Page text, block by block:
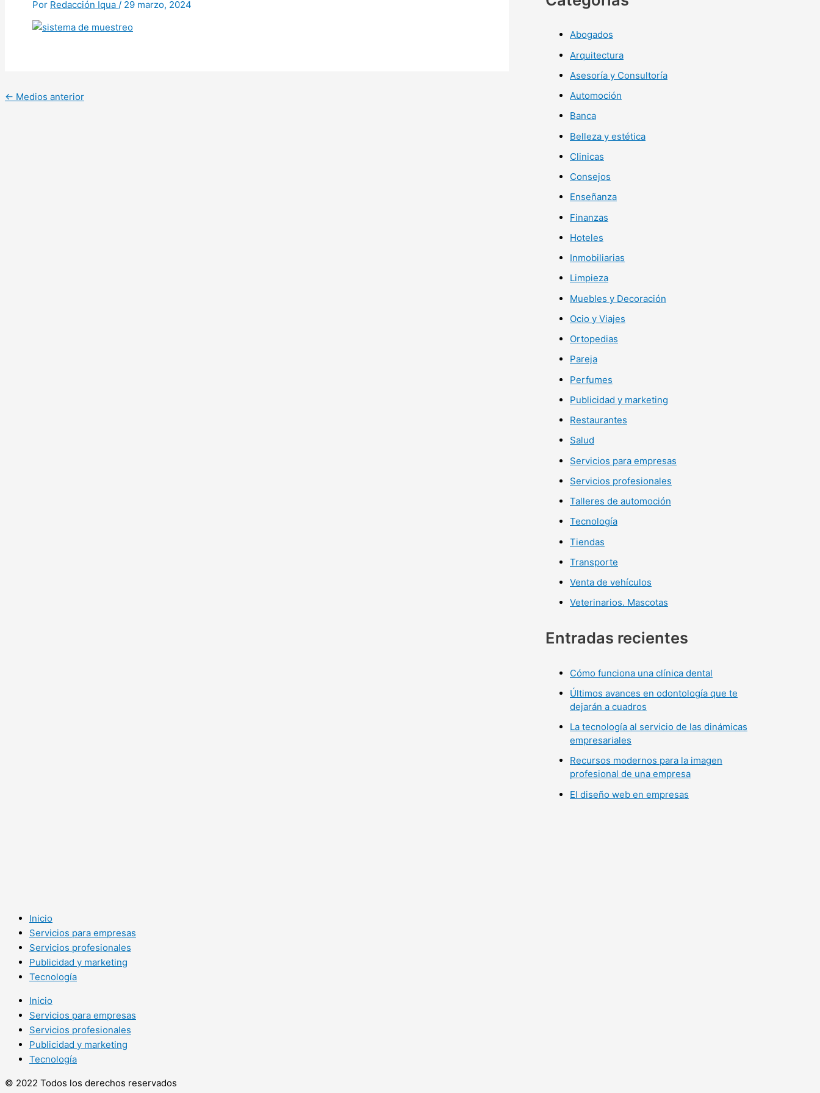
Por Redacción Iqua / 29 marzo, 2024
← Medios anterior
Abogados
Arquitectura
Asesoría y Consultoría
Automoción
Banca
Belleza y estética
Clinicas
Consejos
Enseñanza
Finanzas
Hoteles
Inmobiliarias
Limpieza
Muebles y Decoración
Ocio y Viajes
Ortopedias
Pareja
Perfumes
Publicidad y marketing
Restaurantes
Salud
Servicios para empresas
Servicios profesionales
Talleres de automoción
Tecnología
Tiendas
Transporte
Venta de vehículos
Veterinarios. Mascotas
Entradas recientes
Cómo funciona una clínica dental
Últimos avances en odontología que te
dejarán a cuadros
La tecnología al servicio de las dinámicas
empresariales
Recursos modernos para la imagen
profesional de una empresa
El diseño web en empresas
Inicio
Servicios para empresas
Servicios profesionales
Publicidad y marketing
Tecnología
Inicio
Servicios para empresas
Servicios profesionales
Publicidad y marketing
Tecnología
© 2022 Todos los derechos reservados